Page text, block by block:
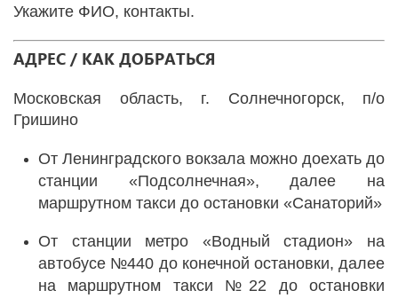
Укажите ФИО, контакты.
АДРЕС / КАК ДОБРАТЬСЯ
Московская область, г. Солнечногорск, п/о
Гришино
От Ленинградского вокзала можно доехать до
станции «Подсолнечная», далее на
маршрутном такси до остановки «Санаторий»
От станции метро «Водный стадион» на
автобусе №440 до конечной остановки, далее
на маршрутном такси №22 до остановки